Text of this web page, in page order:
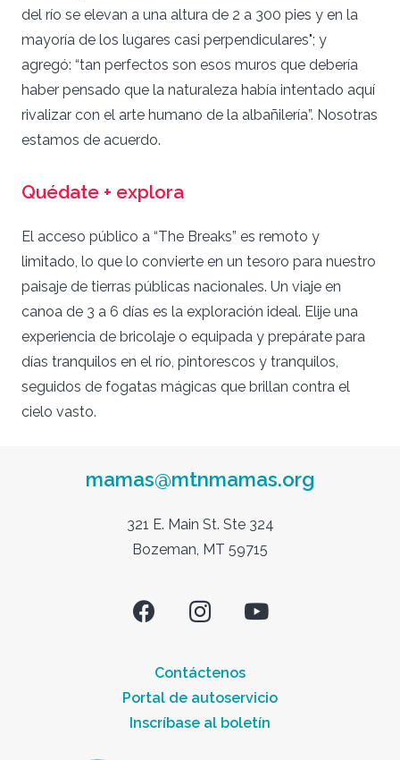
del río se elevan a una altura de 2 a 300 pies y en la
mayoría de los lugares casi perpendiculares"; y
agregó: “tan perfectos son esos muros que debería
haber pensado que la naturaleza había intentado aquí
rivalizar con el arte humano de la albañilería”. Nosotras
estamos de acuerdo.
Quédate + explora
El acceso público a “The Breaks” es remoto y
limitado, lo que lo convierte en un tesoro para nuestro
paisaje de tierras públicas nacionales. Un viaje en
canoa de 3 a 6 días es la exploración ideal. Elije una
experiencia de bricolaje o equipada y prepárate para
días tranquilos en el río, pintorescos y tranquilos,
seguidos de fogatas mágicas que brillan contra el
cielo vasto.
mamas@mtnmamas.org
321 E. Main St. Ste 324
Bozeman, MT 59715
Contáctenos
Portal de autoservicio
Inscríbase al boletín